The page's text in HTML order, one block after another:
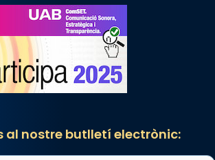
Jaume, raïms aigualits;
te'n llepes els dits»,
popular.
al nostre butlletí electrònic: